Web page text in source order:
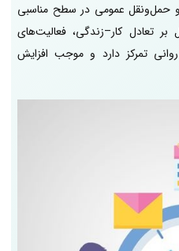
حمل‌ونقل عمومی در سطح مناسبی
تعادل کار–زندگی، فعالیت‌های
تمرکز دارد و موجب افزایش